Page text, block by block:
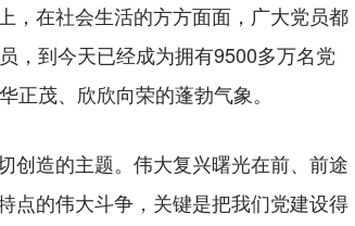
，在社会生活的方方面面，广大党员都
，到今天已经成为拥有9500多万名党
茂、欣欣向荣的蓬勃气象。
造的主题。伟大复兴曙光在前、前途
点的伟大斗争，关键是把我们党建设得